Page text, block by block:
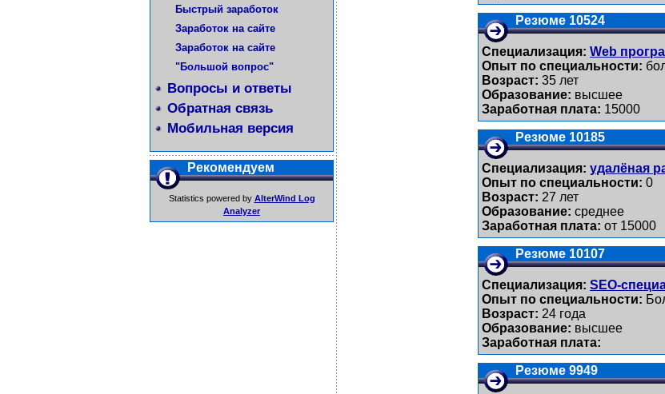
Быстрый заработок
Заработок на сайте
Заработок на сайте
"Большой вопрос"
Вопросы и ответы
Обратная связь
Мобильная версия
Рекомендуем
Statistics powered by AlterWind Log
Analyzer
Резюме 10524
Специализация: Web
Опыт по специальности:
Возраст: 35 лет
Образование: высшее
Заработная плата: 15000
Резюме 10185
Специализация: удалёная
Опыт по специальности: 0
Возраст: 27 лет
Образование: среднее
Заработная плата: от 15000
Резюме 10107
Специализация: SEO-
Опыт по специальности:
Возраст: 24 годa
Образование: высшее
Заработная плата:
Резюме 9949